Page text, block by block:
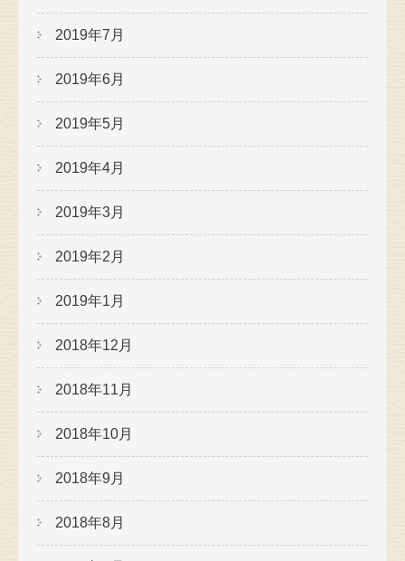
2019年7月
2019年6月
2019年5月
2019年4月
2019年3月
2019年2月
2019年1月
2018年12月
2018年11月
2018年10月
2018年9月
2018年8月